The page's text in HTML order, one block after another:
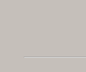
【第五章